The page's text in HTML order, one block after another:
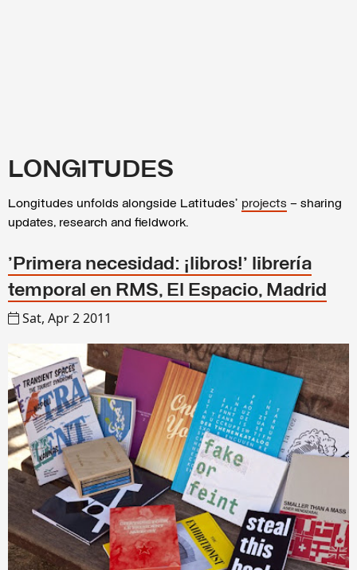
LONGITUDES
Longitudes unfolds alongside Latitudes’ projects – sharing
updates, research and fieldwork.
'Primera necesidad: ¡libros!' librería
temporal en RMS, El Espacio, Madrid
Sat, Apr 2 2011